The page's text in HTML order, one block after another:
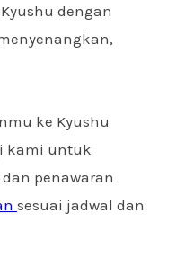
dengan
ke Kyushu
kami untuk
penawaran
sesuai jadwal dan